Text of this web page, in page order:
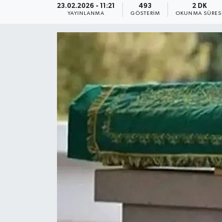
23.02.2026 - 11:21
YAYINLANMA
493
GÖSTERIM
2 DK
OKUNMA